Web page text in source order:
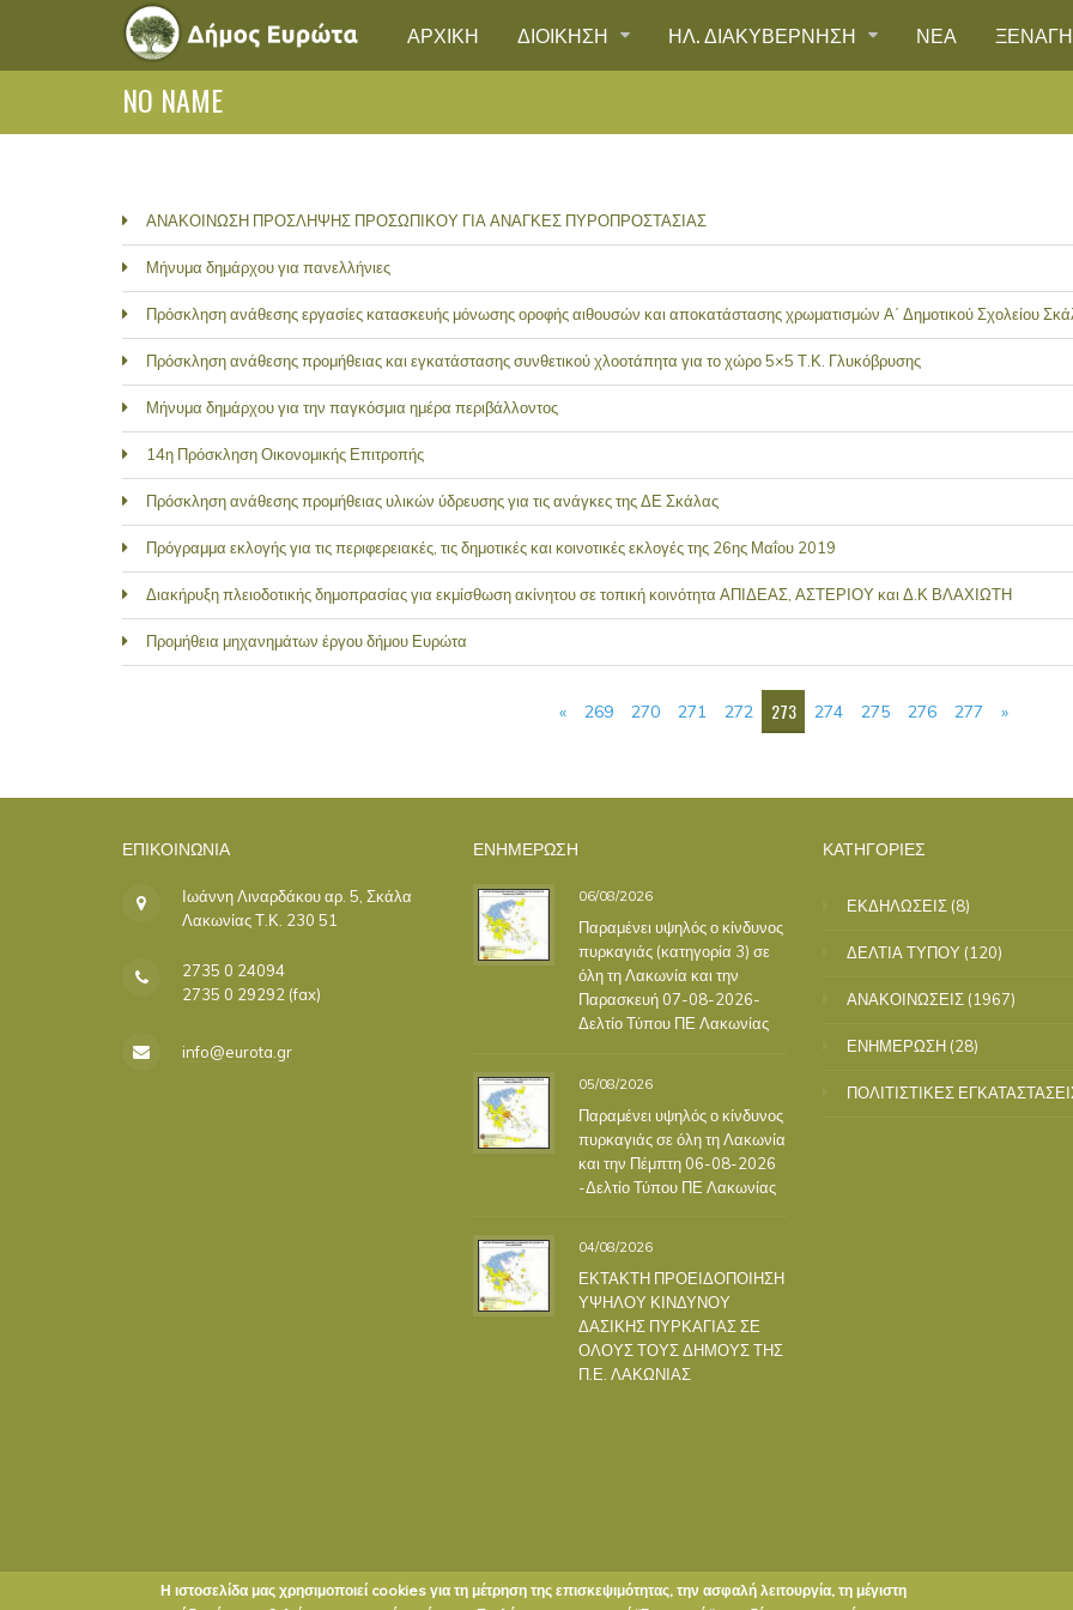
ΑΡΧΙΚΗ ΔΙΟΙΚΗΣΗ ΗΛ. ΔΙΑΚΥΒΕΡΝΗΣΗ ΝΕΑ
NO NAME
ΑΝΑΚΟΙΝΩΣΗ ΠΡΟΣΛΗΨΗΣ ΠΡΟΣΩΠΙΚΟΥ ΓΙΑ ΑΝΑΓΚΕΣ ΠΥΡΟΠΡΟΣΤΑΣΙΑΣ
Μήνυμα δημάρχου για πανελλήνιες
Πρόσκληση ανάθεσης εργασίες κατασκευής μόνωσης οροφής αιθουσών και αποκατάστασης χρωματισμών Α΄ Δημοτικού Σχολείου
Πρόσκληση ανάθεσης προμήθειας και εγκατάστασης συνθετικού χλοοτάπητα για το χώρο 5×5 Τ.Κ. Γλυκόβρυσης
Μήνυμα δημάρχου για την παγκόσμια ημέρα περιβάλλοντος
14η Πρόσκληση Οικονομικής Επιτροπής
Πρόσκληση ανάθεσης προμήθειας υλικών ύδρευσης για τις ανάγκες της ΔΕ Σκάλας
Πρόγραμμα εκλογής για τις περιφερειακές, τις δημοτικές και κοινοτικές εκλογές της 26ης Μαΐου 2019
Διακήρυξη πλειοδοτικής δημοπρασίας για εκμίσθωση ακίνητου σε τοπική κοινότητα ΑΠΙΔΕΑΣ, ΑΣΤΕΡΙΟΥ και Δ.Κ ΒΛΑΧΙΩΤΗ
Προμήθεια μηχανημάτων έργου δήμου Ευρώτα
« 269 270 271 272 273 274 275 276 277 »
ΕΠΙΚΟΙΝΩΝΊΑ
Ιωάννη Λιναρδάκου αρ. 5, Σκάλα
Λακωνίας Τ.Κ. 230 51
2735 0 24094
2735 0 29292 (fax)
info@eurota.gr
ΕΝΗΜΕΡΩΣΗ
06/08/2026
Παραμένει υψηλός ο κίνδυνος
πυρκαγιάς (κατηγορία 3) σε
όλη τη Λακωνία και την
Παρασκευή 07-08-2026-
Δελτίο Τύπου ΠΕ Λακωνίας
05/08/2026
Παραμένει υψηλός ο κίνδυνος
πυρκαγιάς σε όλη τη Λακωνία
και την Πέμπτη 06-08-2026
-Δελτίο Τύπου ΠΕ Λακωνίας
04/08/2026
ΕΚΤΑΚΤΗ ΠΡΟΕΙΔΟΠΟΙΗΣΗ
ΥΨΗΛΟΥ ΚΙΝΔΥΝΟΥ
ΔΑΣΙΚΗΣ ΠΥΡΚΑΓΙΑΣ ΣΕ
ΟΛΟΥΣ ΤΟΥΣ ΔΗΜΟΥΣ ΤΗΣ
Π.Ε. ΛΑΚΩΝΙΑΣ
ΚΑΤΗΓΟΡΙΕΣ
ΕΚΔΗΛΩΣΕΙΣ (8)
ΔΕΛΤΙΑ ΤΥΠΟΥ (120)
ΑΝΑΚΟΙΝΩΣΕΙΣ (1967)
ΕΝΗΜΕΡΩΣΗ (28)
ΠΟΛΙΤΙΣΤΙΚΕΣ
Η ιστοσελίδα μας χρησιμοποιεί cookies για τη μέτρηση της επισκεψιμότητας, την ασφαλή λειτουργία, τη μέγιστη